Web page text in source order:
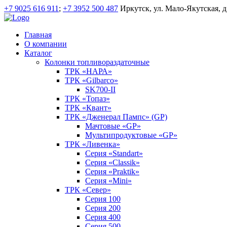
+7 9025 616 911 ; +7 3952 500 487 Иркутск, ул. Мало-Якутская,
Главная
О компании
Каталог
Колонки топливораздаточные
ТРК «НАРА»
ТРК «Gilbarco»
SK700-II
ТРК «Топаз»
ТРК «Квант»
ТРК «Дженерал Пампс» (GP)
Мачтовые «GP»
Мультипродуктовые «GP»
ТРК «Ливенка»
Серия «Standart»
Серия «Classik»
Серия «Praktik»
Серия «Mini»
ТРК «Север»
Серия 100
Серия 200
Серия 400